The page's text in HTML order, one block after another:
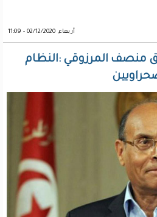
أربعاء, 02/12/2020 - 11:09
منصف المرزوقي :النظام